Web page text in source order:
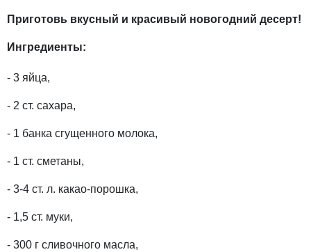
Приготовь вкусный и красивый новогодний десерт!
Ингредиенты:
- 3 яйца,
- 2 ст. сахара,
- 1 банка сгущенного молока,
- 1 ст. сметаны,
- 3-4 ст. л. какао-порошка,
- 1,5 ст. муки,
- 300 г сливочного масла,